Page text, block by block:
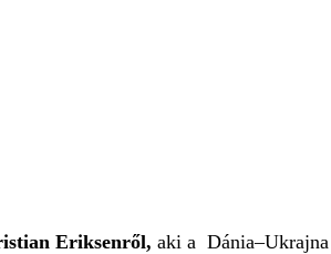
Eriksenről, aki a Dánia–Ukrajna